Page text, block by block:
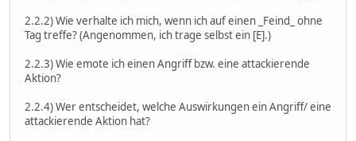
2.2.2) Wie verhalte ich mich, wenn ich auf einen _Feind_ ohne
Tag treffe? (Angenommen, ich trage selbst ein [E].)
2.2.3) Wie emote ich einen Angriff bzw. eine attackierende
Aktion?
2.2.4) Wer entscheidet, welche Auswirkungen ein Angriff/ eine
attackierende Aktion hat?